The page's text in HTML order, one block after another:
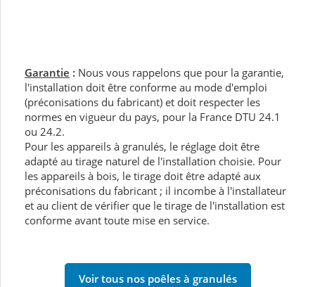
Garantie : Nous vous rappelons que pour la garantie,
l'installation doit être conforme au mode d'emploi
(préconisations du fabricant) et doit respecter les
normes en vigueur du pays, pour la France DTU 24.1
ou 24.2.
Pour les appareils à granulés, le réglage doit être
adapté au tirage naturel de l'installation choisie. Pour
les appareils à bois, le tirage doit être adapté aux
préconisations du fabricant ; il incombe à l'installateur
et au client de vérifier que le tirage de l'installation est
conforme avant toute mise en service.
Voir tous nos poêles à granulés